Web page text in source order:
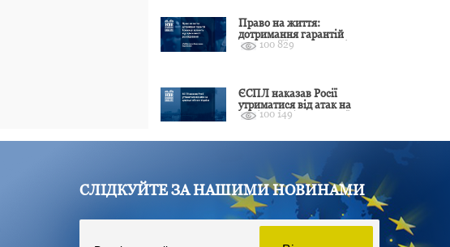
Право на життя:
дотримання гарантій
Конвенції залежить від
100 829
ЄСПЛ наказав Росії
утриматися від атак на
цивільні об’єкти України
100 149
СЛІДКУЙТЕ ЗА НАШИМИ НОВИНАМИ